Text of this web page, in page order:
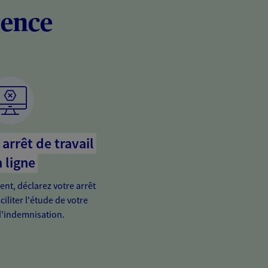
arrêt de travail
ligne
déclarez votre arrêt
l'étude de votre